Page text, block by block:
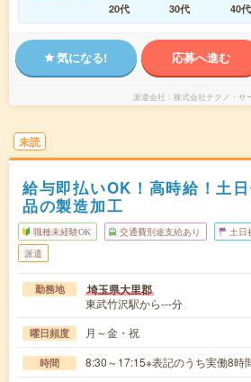
20代
30代 40代
気になる! 応募へ進む
派遣会社 株式会社テクノ・サ
未読
給与即払いOK！高時給！土
品の製造加工
職種未経験OK 交通費別途支給あり 土日
派遣
勤務地 埼玉県大里郡
東武竹沢駅から---分
曜日頻度 月～金・祝
時間 8:30～17:15※表記のうち実働8時